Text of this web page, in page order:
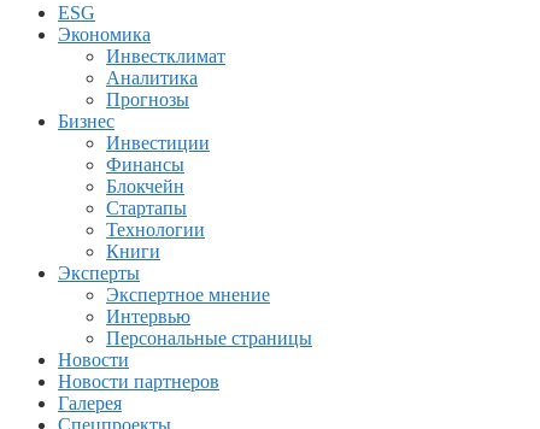
ESG
Экономика
Инвестклимат
Аналитика
Прогнозы
Бизнес
Инвестиции
Финансы
Блокчейн
Стартапы
Технологии
Книги
Эксперты
Экспертное мнение
Интервью
Персональные страницы
Новости
Новости партнеров
Галерея
Спецпроекты